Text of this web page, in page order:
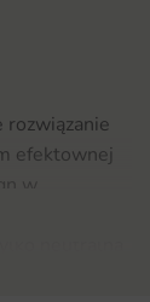
rozwiązanie
efektownej
w
się z
neutralna